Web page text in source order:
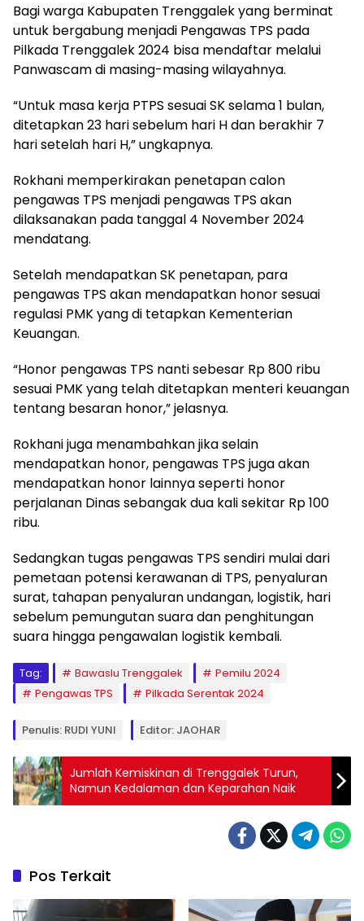
Bagi warga Kabupaten Trenggalek yang berminat
untuk bergabung menjadi Pengawas TPS pada
Pilkada Trenggalek 2024 bisa mendaftar melalui
Panwascam di masing-masing wilayahnya.
“Untuk masa kerja PTPS sesuai SK selama 1 bulan,
ditetapkan 23 hari sebelum hari H dan berakhir 7
hari setelah hari H,” ungkapnya.
Rokhani memperkirakan penetapan calon
pengawas TPS menjadi pengawas TPS akan
dilaksanakan pada tanggal 4 November 2024
mendatang.
Setelah mendapatkan SK penetapan, para
pengawas TPS akan mendapatkan honor sesuai
regulasi PMK yang di tetapkan Kementerian
Keuangan.
“Honor pengawas TPS nanti sebesar Rp 800 ribu
sesuai PMK yang telah ditetapkan menteri keuangan
tentang besaran honor,” jelasnya.
Rokhani juga menambahkan jika selain
mendapatkan honor, pengawas TPS juga akan
mendapatkan honor lainnya seperti honor
perjalanan Dinas sebangak dua kali sekitar Rp 100
ribu.
Sedangkan tugas pengawas TPS sendiri mulai dari
pemetaan potensi kerawanan di TPS, penyaluran
surat, tahapan penyaluran undangan, logistik, hari
sebelum pemungutan suara dan penghitungan
suara hingga pengawalan logistik kembali.
Tag: Bawaslu Trenggalek
Pemilu 2024
Pengawas TPS
Pilkada Serentak 2024
Penulis: RUDI YUNI Editor: JAOHAR
Jumlah Kemiskinan di Trenggalek Turun,
Namun Kedalaman dan Keparahan Naik
Pos Terkait